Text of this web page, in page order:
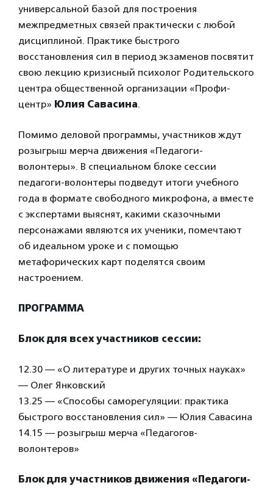
универсальной базой для построения
межпредметных связей практически с любой
дисциплиной. Практике быстрого
восстановления сил в период экзаменов посвятит
свою лекцию кризисный психолог Родительского
центра общественной организации «Профи-
центр» Юлия Савасина.
Помимо деловой программы, участников ждут
розыгрыш мерча движения «Педагоги-
волонтеры». В специальном блоке сессии
педагоги-волонтеры подведут итоги учебного
года в формате свободного микрофона, а вместе
с экспертами выяснят, какими сказочными
персонажами являются их ученики, помечтают
об идеальном уроке и с помощью
метафорических карт поделятся своим
настроением.
ПРОГРАММА
Блок для всех участников сессии:
12.30 — «О литературе и других точных науках»
— Олег Янковский
13.25 — «Способы саморегуляции: практика
быстрого восстановления сил» — Юлия Савасина
14.15 — розыгрыш мерча «Педагогов-
волонтеров»
Блок для участников движения «Педагоги-